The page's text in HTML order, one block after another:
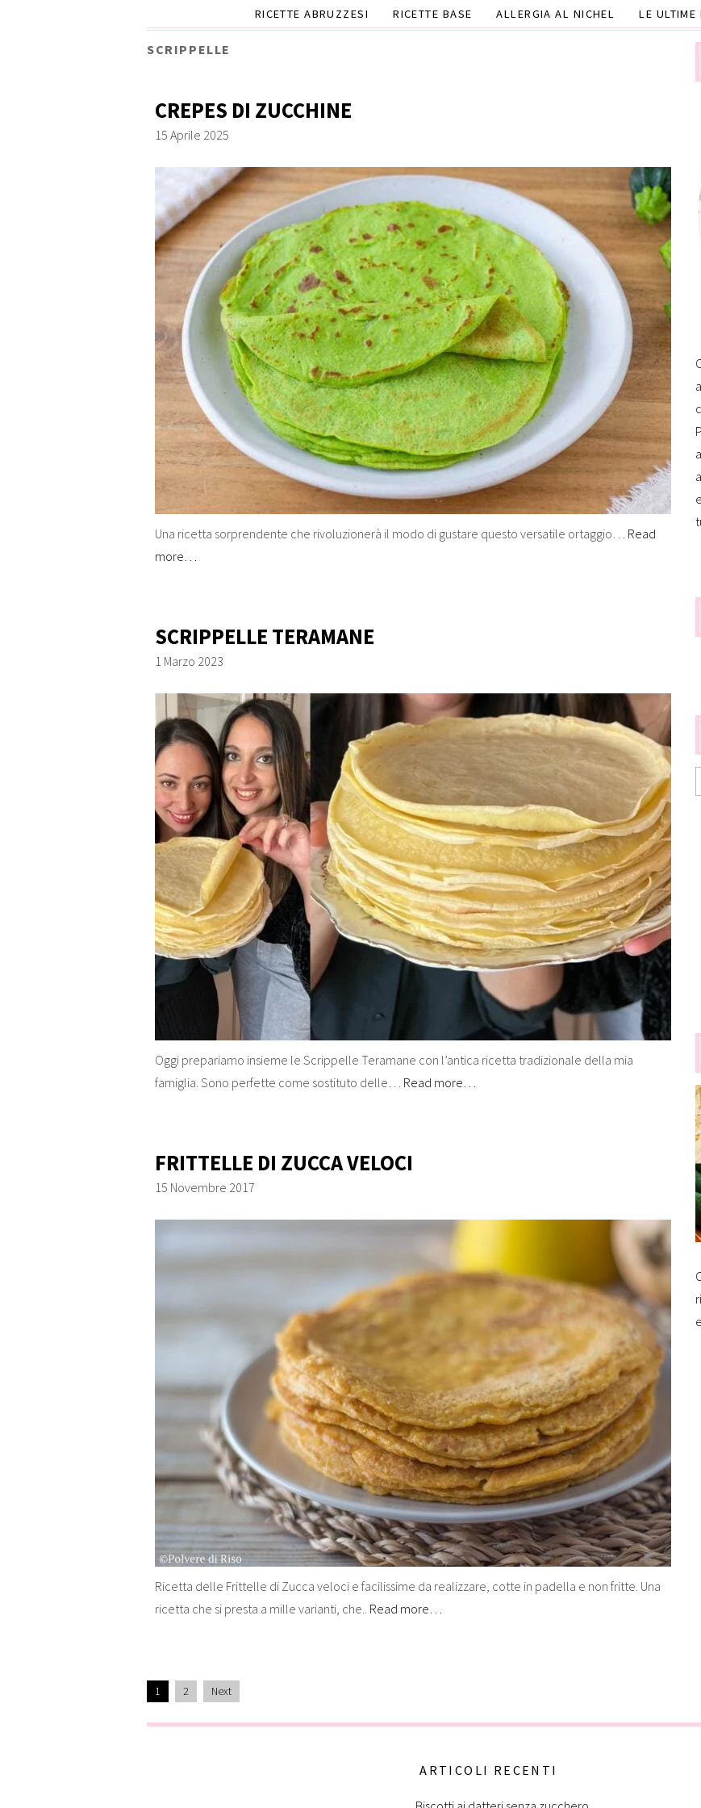
RICETTE ABRUZZESI
RICETTE BASE ALLERGIA AL NICHEL LE ULTIME
SCRIPPELLE
CREPES DI ZUCCHINE
15 Aprile 2025
Una ricetta sorprendente che rivoluzionerà il modo di gustare questo versatile ortaggio… Read
more…
SCRIPPELLE TERAMANE
1 Marzo 2023
Oggi prepariamo insieme le Scrippelle Teramane con l’antica ricetta tradizionale della mia
famiglia. Sono perfette come sostituto delle… Read more…
FRITTELLE DI ZUCCA VELOCI
15 Novembre 2017
Ricetta delle Frittelle di Zucca veloci e facilissime da realizzare, cotte in padella e non fritte. Una
ricetta che si presta a mille varianti, che.. Read more…
1 2 Next
ARTICOLI RECENTI